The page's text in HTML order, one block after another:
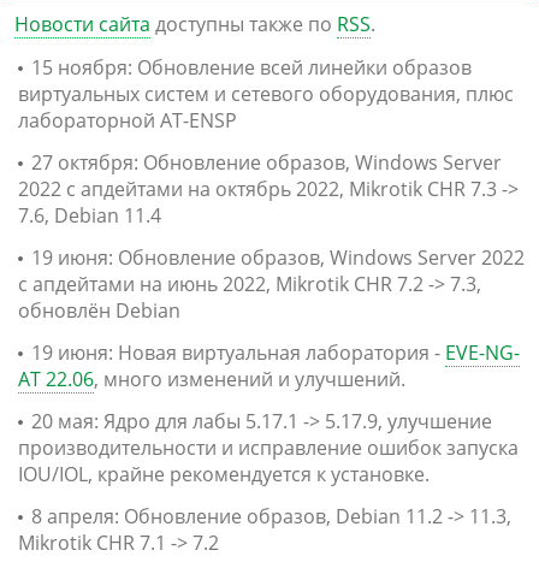
Новости сайта доступны также по RSS.
15 ноября: Обновление всей линейки образов
виртуальных систем и сетевого оборудования, плюс
лабораторной AT-ENSP
27 октября: Обновление образов, Windows Server
2022 с апдейтами на октябрь 2022, Mikrotik CHR 7.3 ->
7.6, Debian 11.4
19 июня: Обновление образов, Windows Server 2022
с апдейтами на июнь 2022, Mikrotik CHR 7.2 -> 7.3,
обновлён Debian
19 июня: Новая виртуальная лаборатория - EVE-NG-
AT 22.06, много изменений и улучшений.
20 мая: Ядро для лабы 5.17.1 -> 5.17.9, улучшение
производительности и исправление ошибок запуска
IOU/IOL, крайне рекомендуется к установке.
8 апреля: Обновление образов, Debian 11.2 -> 11.3,
Mikrotik CHR 7.1 -> 7.2